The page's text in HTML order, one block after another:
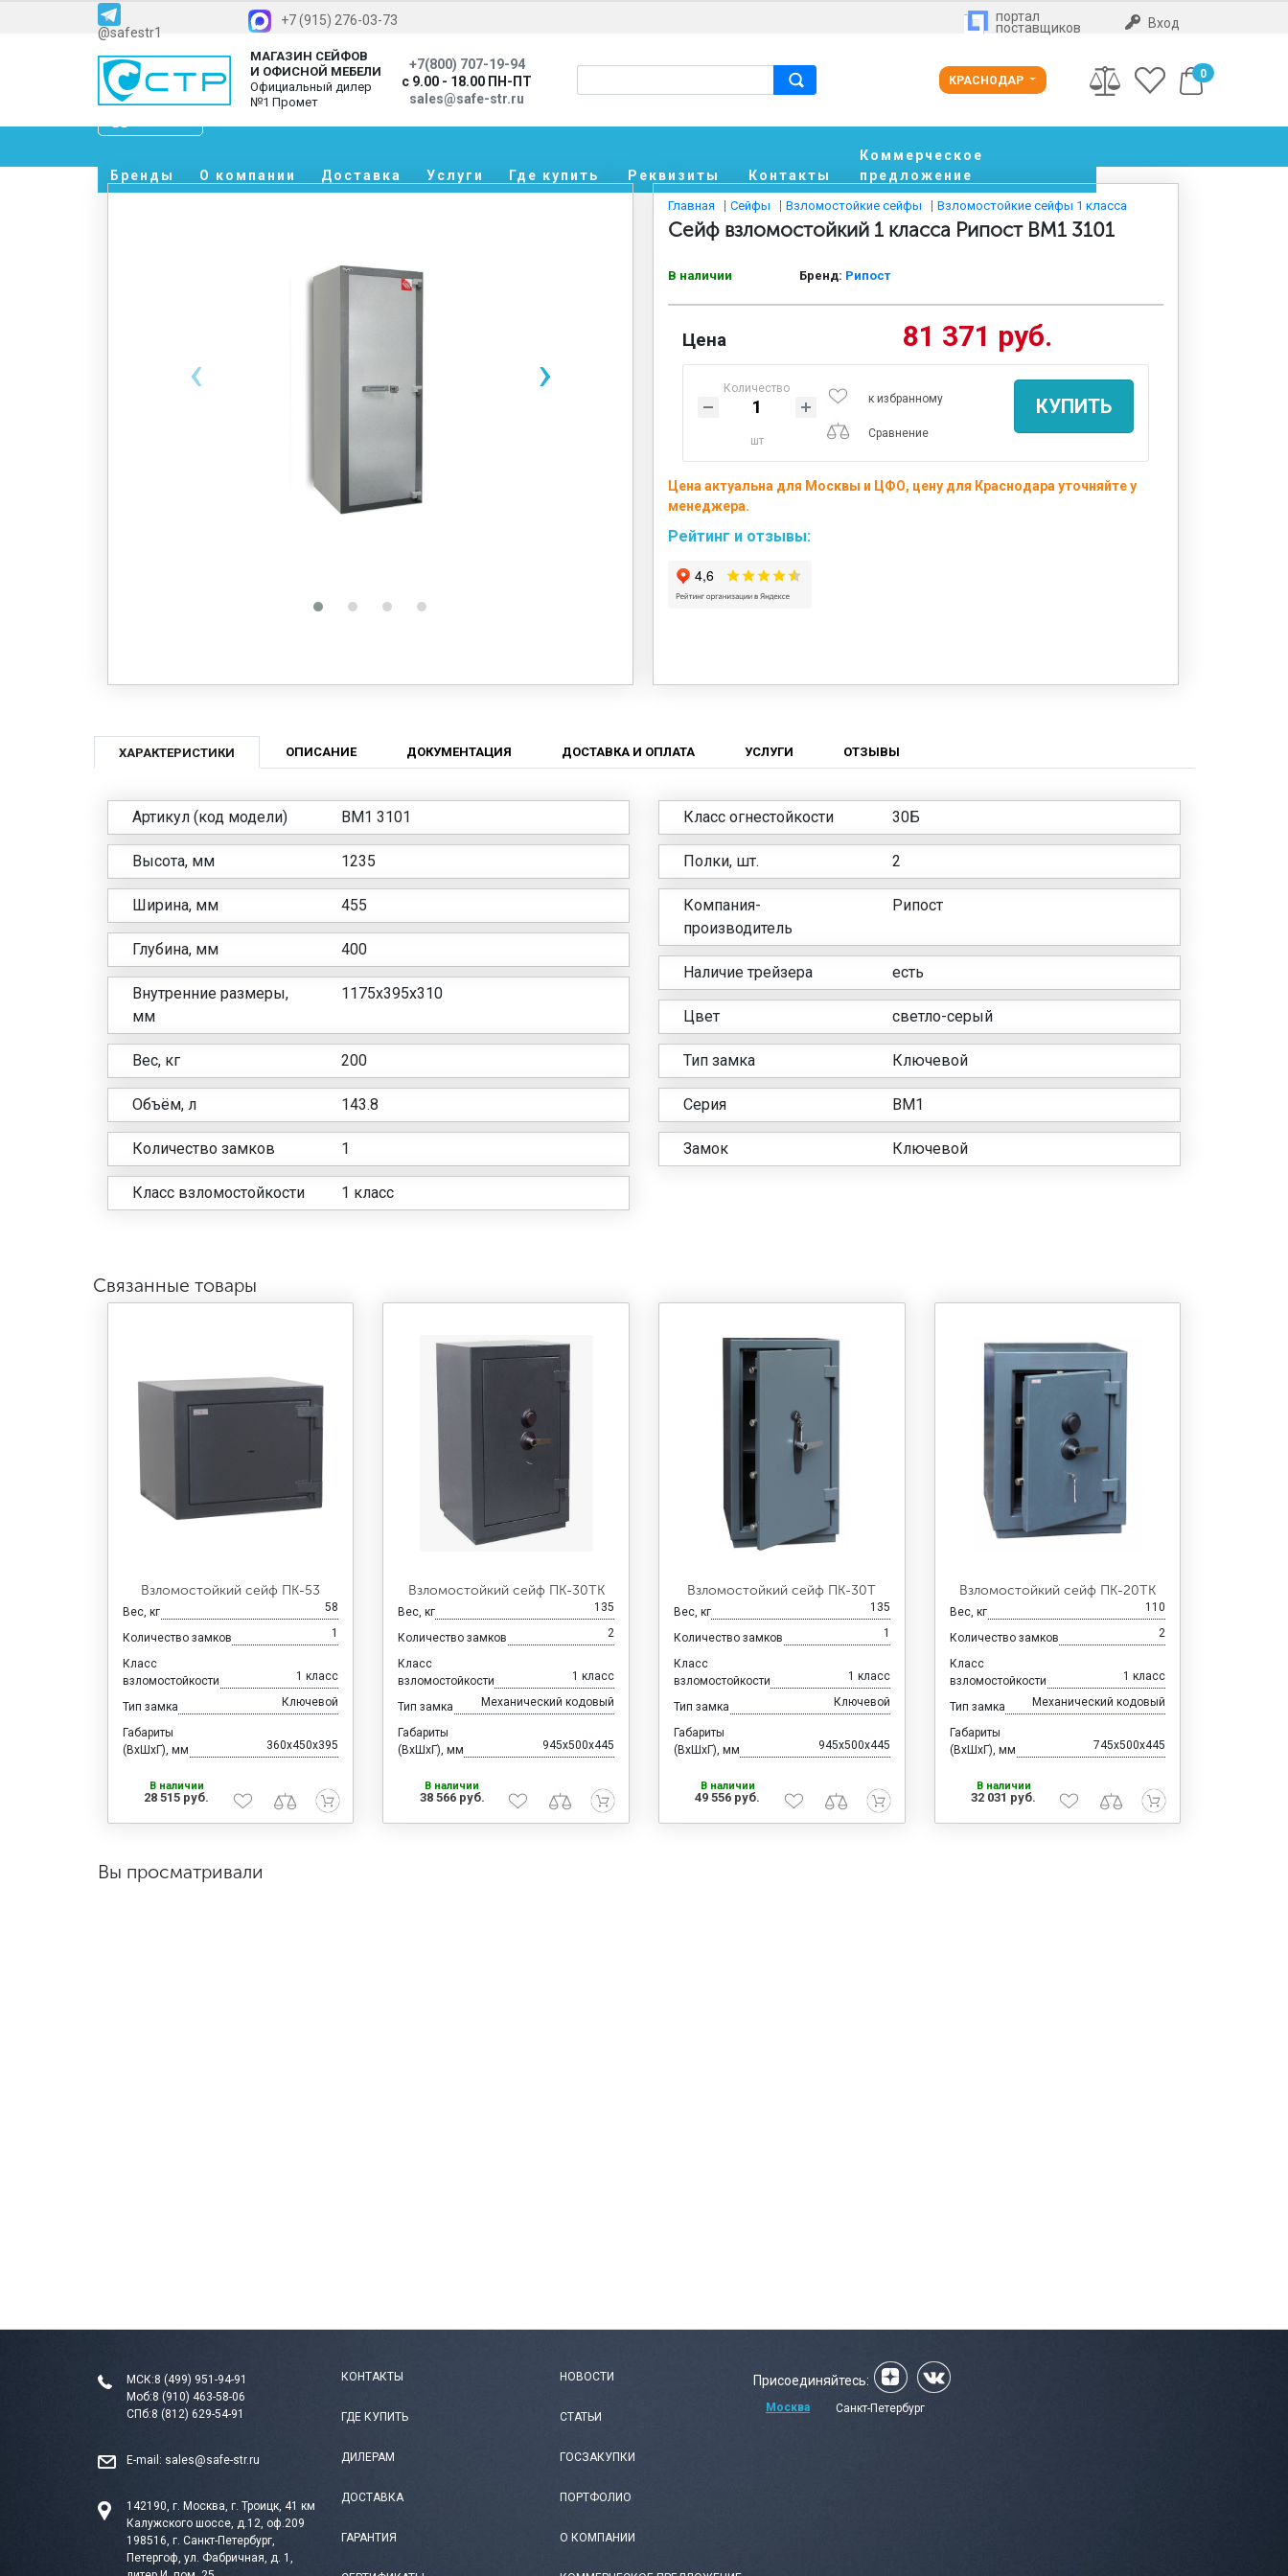
@safestr1
+7 (915) 276-03-73 портал
поставщиков Вход
МАГАЗИН СЕЙФОВ
И ОФИСНОЙ МЕБЕЛИ
Официальный дилер
№1 Промет
+7(800) 707-19-94
с 9.00 - 18.00 ПН-ПТ
sales@safe-str.ru
КРАСНОДАР 0
Бренды О компании Доставка Услуги Где купить Реквизиты Контакты
Коммерческое
предложение
‹ ›
Главная Сейфы Взломостойкие сейфы Взломостойкие сейфы 1 класса
Сейф взломостойкий 1 класса Рипост BM1 3101
В наличии Бренд: Рипост
Цена 81 371 руб.
Количество
шт
к избранному
Сравнение
КУПИТЬ
Цена актуальна для Москвы и ЦФО, цену для Краснодара уточняйте у
менеджера.
Рейтинг и отзывы:
ХАРАКТЕРИСТИКИ ОПИСАНИЕ ДОКУМЕНТАЦИЯ ДОСТАВКА И ОПЛАТА УСЛУГИ ОТЗЫВЫ
Артикул (код модели) BM1 3101
Высота, мм 1235
Ширина, мм 455
Глубина, мм 400
Внутренние размеры,
мм
1175x395x310
Вес, кг 200
Объём, л 143.8
Количество замков 1
Класс взломостойкости 1 класс
Класс огнестойкости 30Б
Полки, шт. 2
Компания-
производитель
Рипост
Наличие трейзера есть
Цвет светло-серый
Тип замка Ключевой
Серия ВМ1
Замок Ключевой
Связанные товары
Взломостойкий сейф ПК-53
Вес, кг 58
Количество замков 1
Класс
взломостойкости
1 класс
Тип замка Ключевой
Габариты
(ВхШхГ), мм
360x450x395
В наличии
28 515 руб.
Взломостойкий сейф ПК-30ТК
Вес, кг 135
Количество замков 2
Класс
взломостойкости
1 класс
Тип замка Механический кодовый
Габариты
(ВхШхГ), мм
945x500x445
В наличии
38 566 руб.
Взломостойкий сейф ПК-30Т
Вес, кг 135
Количество замков 1
Класс
взломостойкости
1 класс
Тип замка Ключевой
Габариты
(ВхШхГ), мм
945x500x445
В наличии
49 556 руб.
Взломостойкий сейф ПК-20ТК
Вес, кг 110
Количество замков 2
Класс
взломостойкости
1 класс
Тип замка Механический кодовый
Габариты
(ВхШхГ), мм
745x500x445
В наличии
32 031 руб.
Вы просматривали
МСК:8 (499) 951-94-91
Моб:8 (910) 463-58-06
СПб:8 (812) 629-54-91
E-mail: sales@safe-str.ru
142190, г. Москва, г. Троицк, 41 км
Калужского шоссе, д.12, оф.209
198516, г. Санкт-Петербург,
Петергоф, ул. Фабричная, д. 1,
КОНТАКТЫ
ГДЕ КУПИТЬ
ДИЛЕРАМ
ДОСТАВКА
ГАРАНТИЯ
НОВОСТИ
СТАТЬИ
ГОСЗАКУПКИ
ПОРТФОЛИО
О КОМПАНИИ
Присоединяйтесь:
Москва Санкт-Петербург